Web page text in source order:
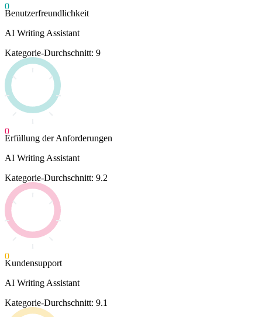
0
Benutzerfreundlichkeit
AI Writing Assistant
Kategorie-Durchschnitt: 9
0
Erfüllung der Anforderungen
AI Writing Assistant
Kategorie-Durchschnitt: 9.2
0
Kundensupport
AI Writing Assistant
Kategorie-Durchschnitt: 9.1